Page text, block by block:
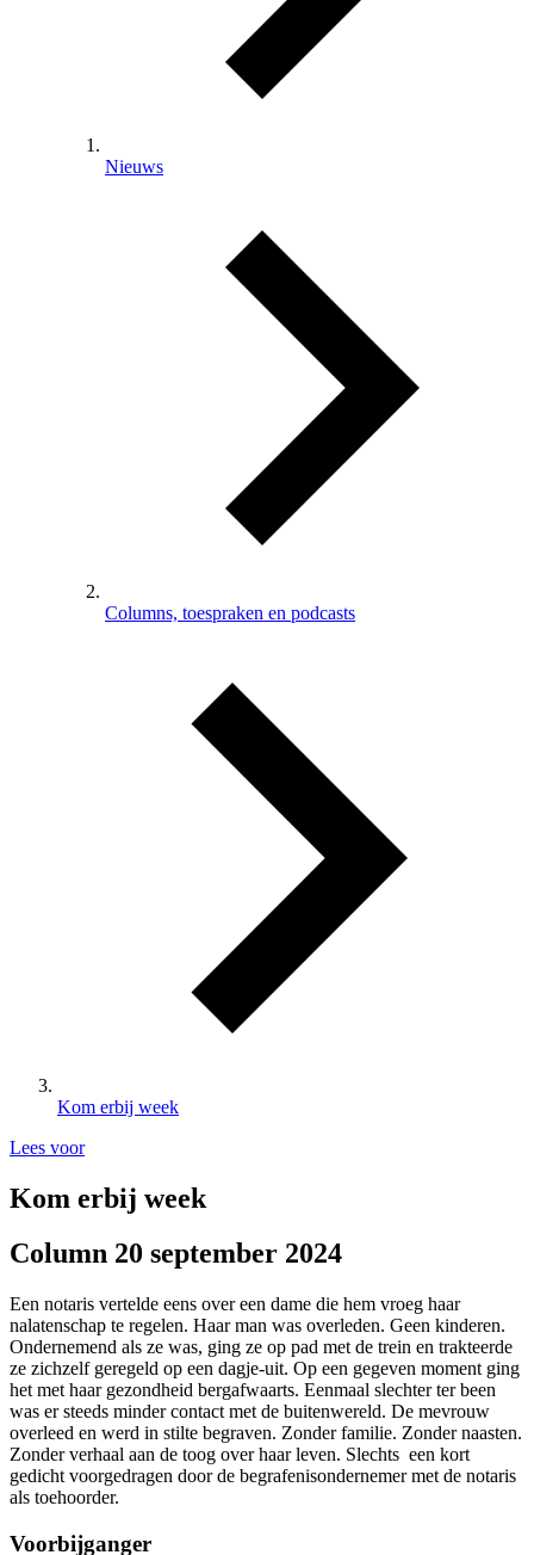
Nieuws
Columns, toespraken en podcasts
Kom erbij week
Lees voor
Kom erbij week
Column 20 september 2024
Een notaris vertelde eens over een dame die hem vroeg haar
nalatenschap te regelen. Haar man was overleden. Geen kinderen.
Ondernemend als ze was, ging ze op pad met de trein en trakteerde
ze zichzelf geregeld op een dagje-uit. Op een gegeven moment ging
het met haar gezondheid bergafwaarts. Eenmaal slechter ter been
was er steeds minder contact met de buitenwereld. De mevrouw
overleed en werd in stilte begraven. Zonder familie. Zonder naasten.
Zonder verhaal aan de toog over haar leven. Slechts een kort
gedicht voorgedragen door de begrafenisondernemer met de notaris
als toehoorder.
Voorbijganger